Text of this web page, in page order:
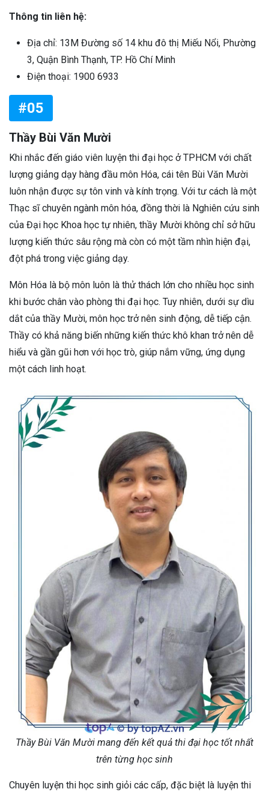
Thông tin liên hệ:
Địa chỉ: 13M Đường số 14 khu đô thị Miếu Nổi, Phường
3, Quận Bình Thạnh, TP. Hồ Chí Minh
Điện thoại: 1900 6933
#05
Thầy Bùi Văn Mười
Khi nhắc đến giáo viên luyện thi đại học ở TPHCM với chất
lượng giảng dạy hàng đầu môn Hóa, cái tên Bùi Văn Mười
luôn nhận được sự tôn vinh và kính trọng. Với tư cách là một
Thạc sĩ chuyên ngành môn hóa, đồng thời là Nghiên cứu sinh
của Đại học Khoa học tự nhiên, thầy Mười không chỉ sở hữu
lượng kiến thức sâu rộng mà còn có một tầm nhìn hiện đại,
đột phá trong việc giảng dạy.
Môn Hóa là bộ môn luôn là thử thách lớn cho nhiều học sinh
khi bước chân vào phòng thi đại học. Tuy nhiên, dưới sự dìu
dắt của thầy Mười, môn học trở nên sinh động, dễ tiếp cận.
Thầy có khả năng biến những kiến thức khô khan trở nên dễ
hiểu và gần gũi hơn với học trò, giúp nắm vững, ứng dụng
một cách linh hoạt.
Thầy Bùi Văn Mười mang đến kết quả thi đại học tốt nhất
trên từng học sinh
Chuyên luyện thi học sinh giỏi các cấp, đặc biệt là luyện thi